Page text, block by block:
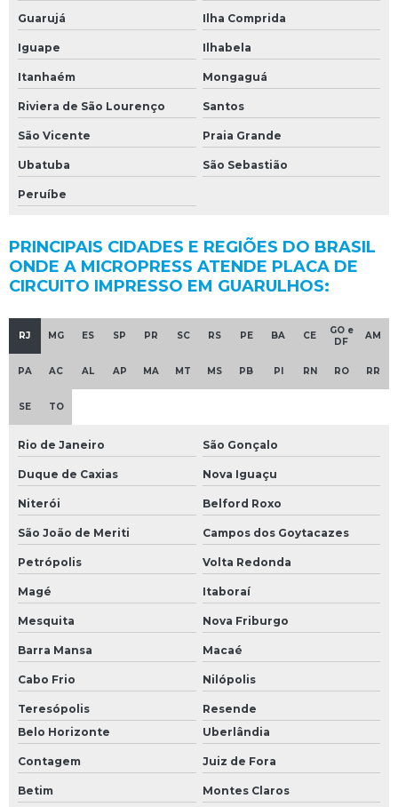
Guarujá Ilha Comprida
Iguape Ilhabela
Itanhaém Mongaguá
Riviera de São Lourenço Santos
São Vicente Praia Grande
Ubatuba São Sebastião
Peruíbe
PRINCIPAIS CIDADES E REGIÕES DO BRASIL
ONDE A MICROPRESS ATENDE PLACA DE
CIRCUITO IMPRESSO EM GUARULHOS:
RJ MG ES SP PR SC RS PE BA CE
GO e
DF
AM
PA AC AL AP MA MT MS PB PI RN RO RR
SE TO
Rio de Janeiro São Gonçalo
Duque de Caxias Nova Iguaçu
Niterói Belford Roxo
São João de Meriti Campos dos Goytacazes
Petrópolis Volta Redonda
Magé Itaboraí
Mesquita Nova Friburgo
Barra Mansa Macaé
Cabo Frio Nilópolis
Teresópolis
Resende
Belo Horizonte
Uberlândia
Contagem Juiz de Fora
Betim Montes Claros